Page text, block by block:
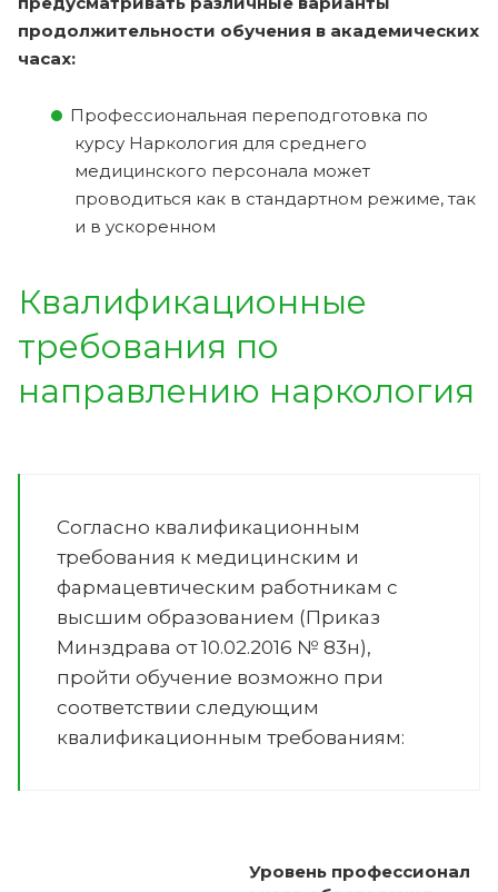
продолжительности обучения в академических
часах:
Профессиональная переподготовка по
курсу Наркология для среднего
медицинского персонала может
проводиться как в стандартном режиме, так
и в ускоренном
Квалификационные
требования по
направлению наркология
Согласно квалификационным
требования к медицинским и
фармацевтическим работникам с
высшим образованием (Приказ
Минздрава от 10.02.2016 № 83н),
пройти обучение возможно при
соответствии следующим
квалификационным требованиям:
Уровень профессионал